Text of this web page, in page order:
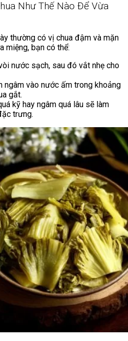
Như Thế Nào Để Vừa
thường có vị chua đậm và mặn
miệng, bạn có thể:
nước sạch, sau đó vắt nhẹ cho
ngâm vào nước ấm trong khoảng
gắt.
kỹ hay ngâm quá lâu sẽ làm
trưng.